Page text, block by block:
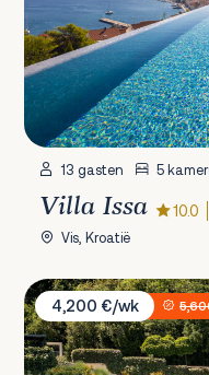
13 gasten 5
Villa Issa 10.0
Vis, Kroatië
Villa AltaVista
4,200 €/wk